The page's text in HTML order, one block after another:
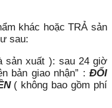
khác hoặc TRẢ sản
sau:
sản xuất ): sau 24 giờ
bản giao nhận” : ĐỔI
( không bao gồm phí